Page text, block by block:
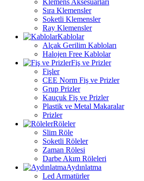
Sıra Klemensler
Soketli Klemensler
Ray Klemensler
Kablolar
Alçak Gerilim Kabloları
Halojen Free Kablolar
Fiş ve Prizler
Fişler
CEE Norm Fiş ve Prizler
Grup Prizler
Kauçuk Fiş ve Prizler
Plastik ve Metal Makaralar
Prizler
Röleler
Slim Röle
Soketli Röleler
Zaman Rölesi
Darbe Akım Röleleri
Aydınlatma
Led Armatürler